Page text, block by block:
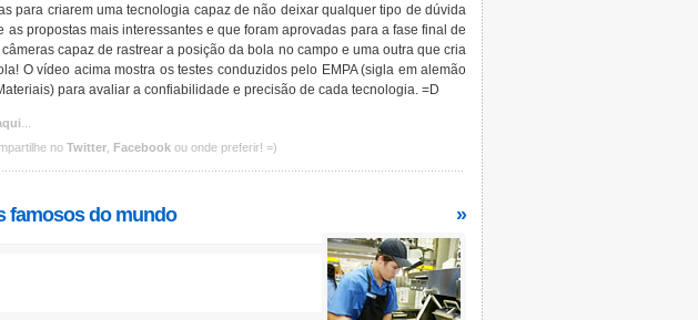
para criarem uma tecnologia capaz de não deixar qualquer tipo de dúvida
propostas mais interessantes e que foram aprovadas para a fase final de
capaz de rastrear a posição da bola no campo e uma outra que cria
O vídeo acima mostra os testes conduzidos pelo EMPA (sigla em alemão
para avaliar a confiabilidade e precisão de cada tecnologia. =D
no Twitter Facebook ou onde preferir! =)
»
famosos do mundo